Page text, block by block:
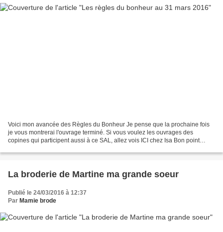
Voici mon avancée des Règles du Bonheur Je pense que la prochaine fois
je vous montrerai l'ouvrage terminé. Si vous voulez les ouvrages des
copines qui participent aussi à ce SAL, allez vois ICI chez Isa Bon point
La broderie de Martine ma grande soeur
Publié le 24/03/2016 à 12:37
Par Mamie brode